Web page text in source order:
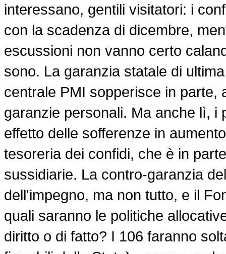
interessano, gentili visitatori: i
con la scadenza di dicembre,
escussioni non vanno certo
sono. La garanzia statale di
centrale PMI sopperisce in parte,
garanzie personali. Ma anche lì, i
effetto delle sofferenze in
tesoreria dei confidi, che è in
sussidiarie. La contro-garanzia
dell'impegno, ma non tutto, e il
quali saranno le politiche
diritto o di fatto? I 106 faranno